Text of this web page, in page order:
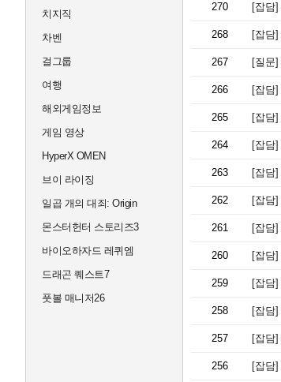
치지직
차벤
걸그룹
여행
해외게임정보
게임 영상
HyperX OMEN
브이 라이징
일곱 개의 대죄: Origin
몬스터헌터 스토리즈3
바이오하자드 레퀴엠
드래곤 퀘스트7
풋볼 매니저26
270 [잡담]
268 [잡담]
267 [질문]
266 [잡담]
265 [잡담]
264 [잡담]
263 [잡담]
262 [잡담]
261 [잡담]
260 [잡담]
259 [잡담]
258 [잡담]
257 [잡담]
256 [잡담]